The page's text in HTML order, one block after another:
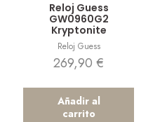
Reloj Guess
GW0960G2
Kryptonite
Reloj Guess
269,90€
Añadir al
carrito